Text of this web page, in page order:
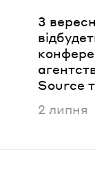
3
Source
2 липня